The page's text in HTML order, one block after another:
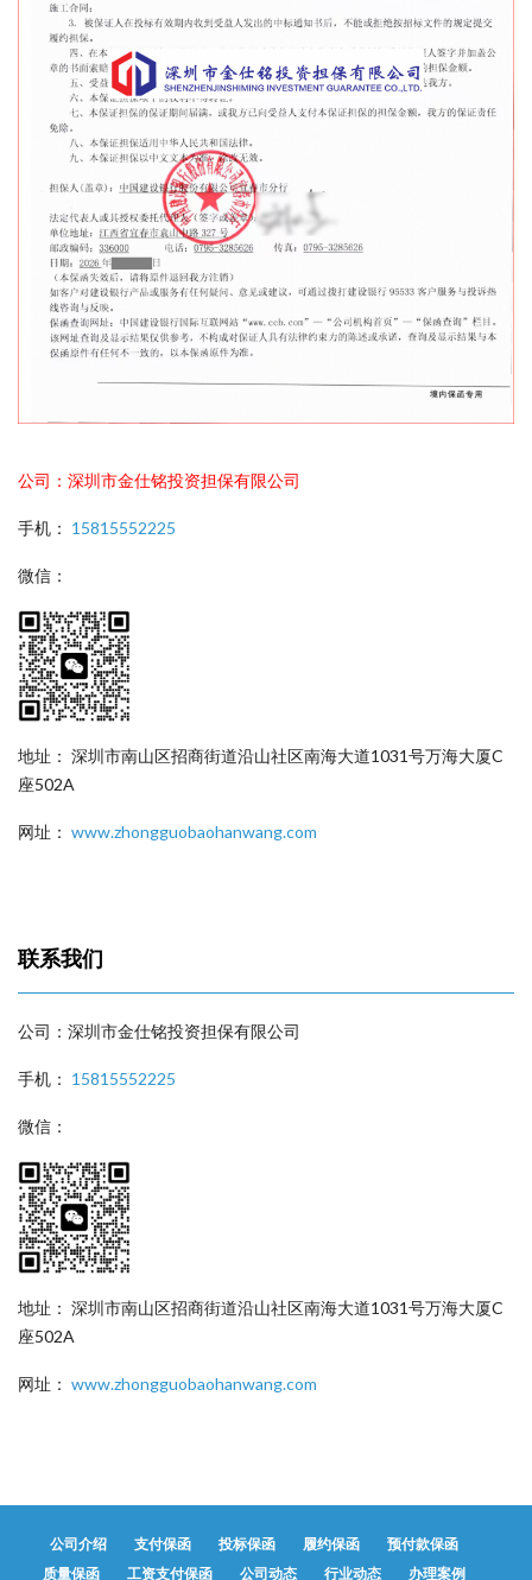
公司：深圳市金仕铭投资担保有限公司
手机： 15815552225
微信：
地址： 深圳市南山区招商街道沿山社区南海大道1031号万海大厦C
座502A
网址： www.zhongguobaohanwang.com
联系我们
公司：深圳市金仕铭投资担保有限公司
手机： 15815552225
微信：
地址： 深圳市南山区招商街道沿山社区南海大道1031号万海大厦C
座502A
网址： www.zhongguobaohanwang.com
公司介绍 支付保函 投标保函 履约保函
预付款保函
质量保函
工资支付保函 公司动态 行业动态 办理案例